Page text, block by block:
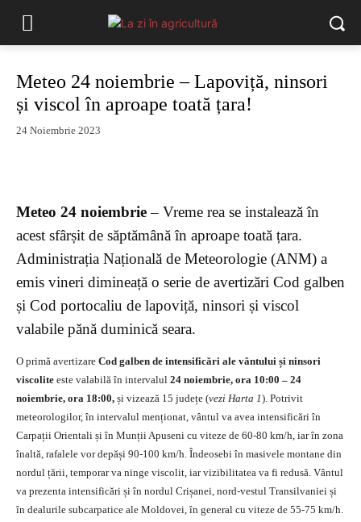
Meteo 24 noiembrie – Lapoviță, ninsori
și viscol în aproape toată țara!
24 Noiembrie 2023
Meteo 24 noiembrie– Vreme rea se instalează în
acest sfârșit de săptămână în aproape toată țara.
Administrația Națională de Meteorologie (ANM) a
emis vineri dimineață o serie de avertizări Cod galben
și Cod portocaliu de lapoviță, ninsori și viscol
valabile pănă duminică seara.
O primă avertizare Cod galben de intensificări ale vântului și ninsori
viscolite este valabilă în intervalul 24 noiembrie, ora 10:00 – 24
noiembrie, ora 18:00, și vizează 15 județe (vezi Harta 1). Potrivit
meteorologilor, în intervalul menționat, vântul va avea intensificări în
Carpații Orientali și în Munții Apuseni cu viteze de 60-80 km/h, iar în zona
înaltă, rafalele vor depăși 90-100 km/h. Îndeosebi în masivele montane din
nordul țării, temporar va ninge viscolit, iar vizibilitatea va fi redusă. Vântul
va prezenta intensificări și în nordul Crișanei, nord-vestul Transilvaniei și
în dealurile subcarpatice ale Moldovei, în general cu viteze de 55-75 km/h.